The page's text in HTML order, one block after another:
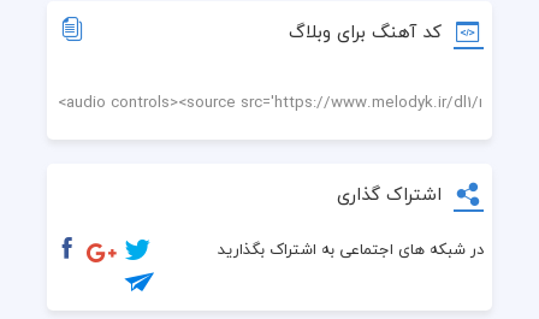
  گل می‌کنه همیشه
  احساسِ زنده بودن
کد آهنگ برای وبلاگ
اشتراک گذاری
در شبکه های اجتماعی به اشتراک بگذارید